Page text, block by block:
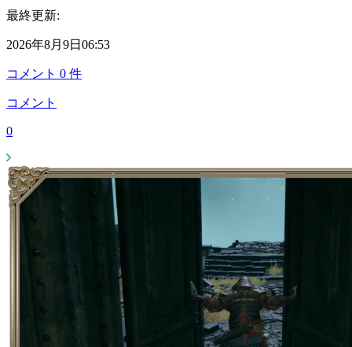
最終更新:
2026年8月9日06:53
コメント 0 件
コメント
0